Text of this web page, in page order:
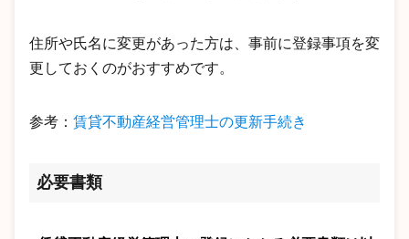
住所や氏名に変更があった方は、事前に登録事項を変
更しておくのがおすすめです。
参考： 賃貸不動産経営管理士の更新手続き
必要書類